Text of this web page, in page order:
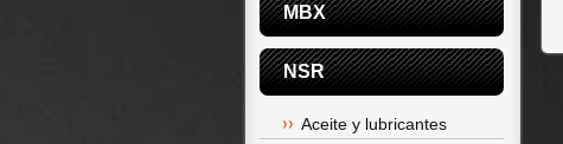
MBX
NSR
Aceite y lubricantes